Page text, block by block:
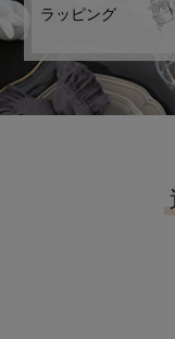
ラッピング